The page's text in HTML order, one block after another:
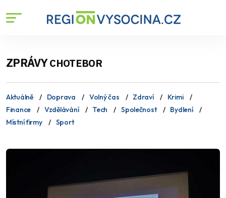
ZPRÁVYCHOTEBOR
Aktuálně Doprava Volný čas Zdraví
Krimi
Finance
Vzdělávání Tech Společnost
Bydlení
Místní firmy
Sport